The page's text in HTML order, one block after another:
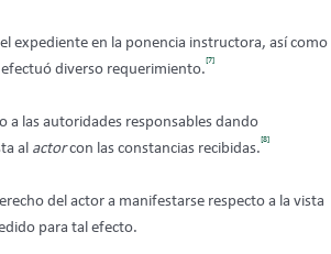
expediente en la ponencia instructora, así como
diverso requerimiento.
[7]
a las autoridades responsables dando
al actorcon las constancias recibidas.
[8]
del actor a manifestarse respecto a la vista
para tal efecto.